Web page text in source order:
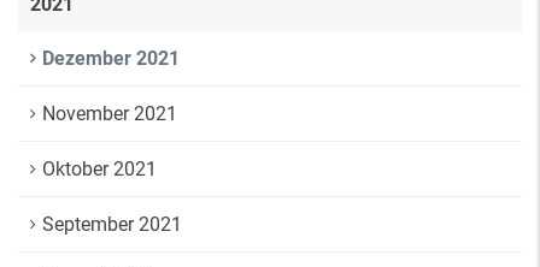
Dezember 2021
November 2021
Oktober 2021
September 2021